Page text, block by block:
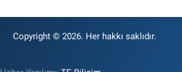
Copyright © 2026. Her hakkı saklıdır.